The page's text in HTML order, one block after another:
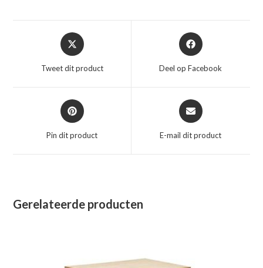
Opent
in
nieuw
Tweet dit product
Opent
in
nieuw
Deel op Facebook
Opent
in
nieuw
Pin dit product
Opent
in
nieuw
E-mail dit product
Gerelateerde producten